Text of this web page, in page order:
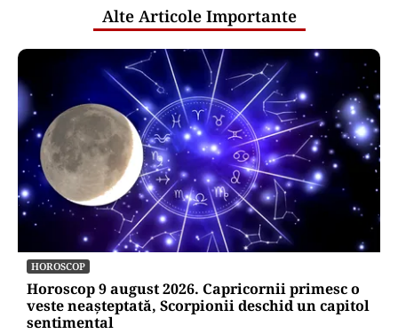
Alte Articole Importante
HOROSCOP
Horoscop 9 august 2026. Capricornii primesc o
veste neașteptată, Scorpionii deschid un capitol
sentimental